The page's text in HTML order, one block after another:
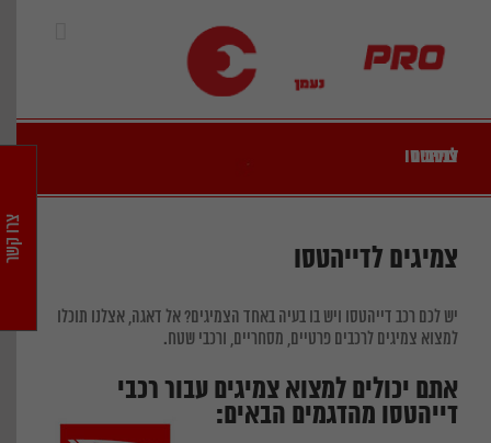
content
צמיגים לרכב דייהטסו
צמיגים לדייהטסו
יש לכם רכב דייהטסו ויש בו בעיה באחד הצמיגים? אל דאגה, אצלנו תוכלו
למצוא צמיגים לרכבים פרטיים, מסחריים, ורכבי שטח.
אתם יכולים למצוא צמיגים עבור רכבי
דייהטסו מהדגמים הבאים:
צרו קשר